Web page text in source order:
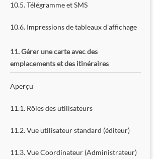
10.5. Télégramme et SMS
10.6. Impressions de tableaux d'affichage
11. Gérer une carte avec des
emplacements et des itinéraires
Aperçu
11.1. Rôles des utilisateurs
11.2. Vue utilisateur standard (éditeur)
11.3. Vue Coordinateur (Administrateur)